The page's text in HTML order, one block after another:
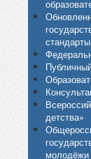
стандарты
детства»
молодёжи